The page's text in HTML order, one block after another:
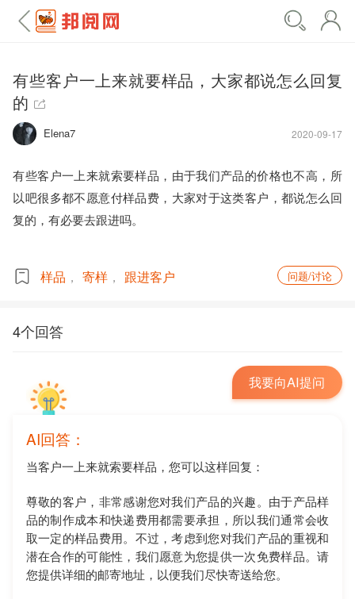
有些客户一上来就要样品，大家都说怎么回复
的
Elena7 2020-09-17
有些客户一上来就索要样品，由于我们产品的价格也不高，所
以吧很多都不愿意付样品费，大家对于这类客户，都说怎么回
复的，有必要去跟进吗。
样品 寄样 跟进客户 问题/讨论
4个回答
我要向AI提问
AI回答：
当客户一上来就索要样品，您可以这样回复：
尊敬的客户，非常感谢您对我们产品的兴趣。由于产品样
品的制作成本和快递费用都需要承担，所以我们通常会收
取一定的样品费用。不过，考虑到您对我们产品的重视和
潜在合作的可能性，我们愿意为您提供一次免费样品。请
您提供详细的邮寄地址，以便我们尽快寄送给您。